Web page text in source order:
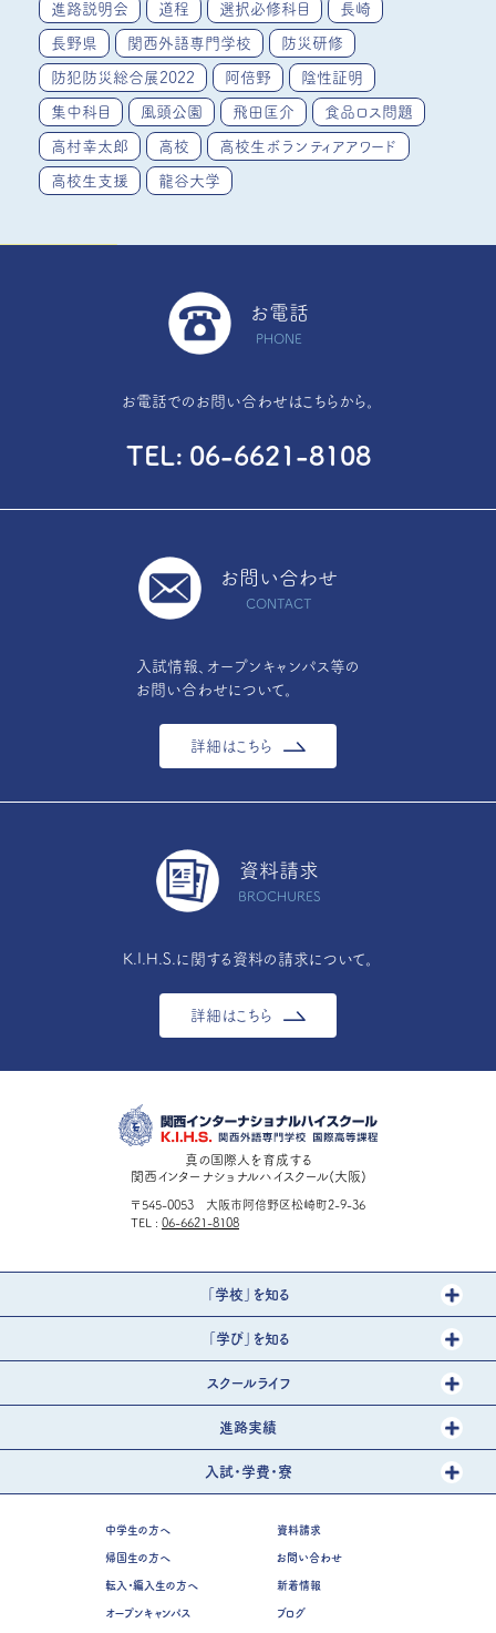
進路説明会 道程 選択必修科目 長崎
長野県 関西外語専門学校 防災研修
防犯防災総合展2022 阿倍野 陰性証明
集中科目 風頭公園 飛田匡介 食品ロス問題
高村幸太郎 高校 高校生ボランティアアワード
高校生支援 龍谷大学
お電話
PHONE
お電話でのお問い合わせはこちらから。
TEL 06-6621-8108
お問い合わせ
CONTACT
入試情報、オープンキャンパス等の
お問い合わせについて。
詳細はこちら
資料請求
BROCHURES
K.I.H.S.に関する資料の請求について。
詳細はこちら
真の国際人を育成する
関西インターナショナルハイスクール(大阪)
〒545-0053 大阪市阿倍野区松崎町2-9-36
TEL
06-6621-8108
「学校」を知る
「学び」を知る
スクールライフ
進路実績
入試・学費・寮
中学生の方へ
帰国生の方へ
転入・編入生の方へ
オープンキャンパス
資料請求
お問い合わせ
新着情報
ブログ